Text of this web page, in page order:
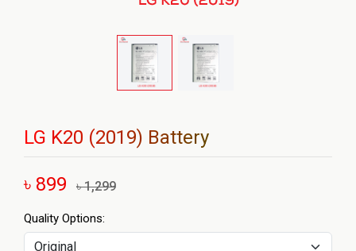
LG K20 (2019) Battery
৳ 899 ৳ 1,299
Quality Options: